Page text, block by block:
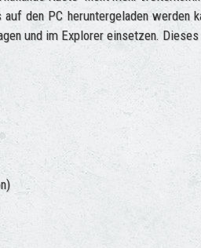
den PC heruntergeladen werden
und im Explorer einsetzen. Dieses